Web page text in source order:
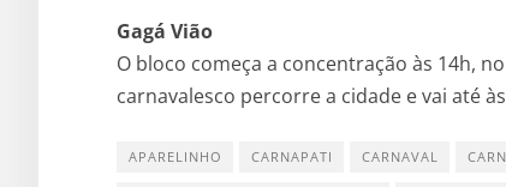
Gagá Vião
O bloco começa a concentração às 14h,
carnavalesco percorre a cidade e vai até
APARELINHO CARNAPATI CARNAVAL